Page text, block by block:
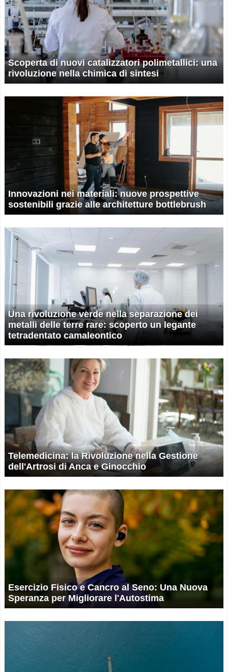
Scoperta di nuovi catalizzatori polimetallici: una
rivoluzione nella chimica di sintesi
Innovazioni nei materiali: nuove prospettive
sostenibili grazie alle architetture bottlebrush
Una rivoluzione verde nella separazione dei
metalli delle terre rare: scoperto un legante
tetradentato camaleontico
Telemedicina: la Rivoluzione nella Gestione
dell'Artrosi di Anca e Ginocchio
Esercizio Fisico e Cancro al Seno: Una Nuova
Speranza per Migliorare l'Autostima